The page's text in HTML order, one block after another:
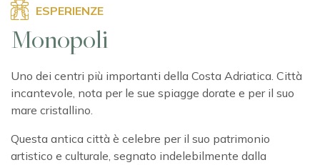
ESPERIENZE
Monopoli
Uno dei centri più importanti della Costa Adriatica. Città
incantevole, nota per le sue spiagge dorate e per il suo
mare cristallino.
Questa antica città è celebre per il suo patrimonio
artistico e culturale, segnato indelebilmente dalla